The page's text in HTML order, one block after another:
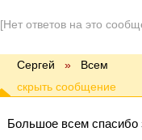
[Нет ответов на это
Сергей » Всем
Большое всем спасибо